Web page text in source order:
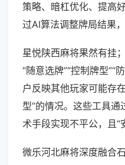
策略、暗杠优化、提高
过AI算法调整牌局结果，
星悦陕西麻将果然有挂
“随意选牌”“控制牌型”“
户反映其他玩家可能存
型”的情况。这些工具
术手段实现不平公，且“
微乐河北麻将深度融合